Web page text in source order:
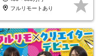
フルリモートあり